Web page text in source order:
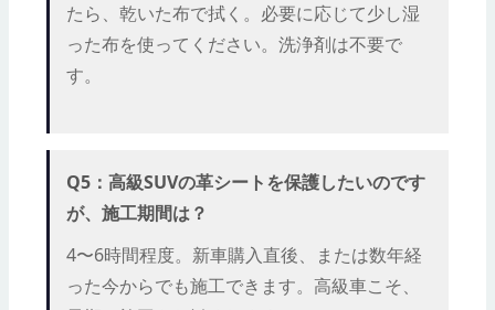
たら、乾いた布で拭く。必要に応じて少し湿
った布を使ってください。洗浄剤は不要で
す。
Q5：高級SUVの革シートを保護したいのです
が、施工期間は？
4〜6時間程度。新車購入直後、または数年経
った今からでも施工できます。高級車こそ、